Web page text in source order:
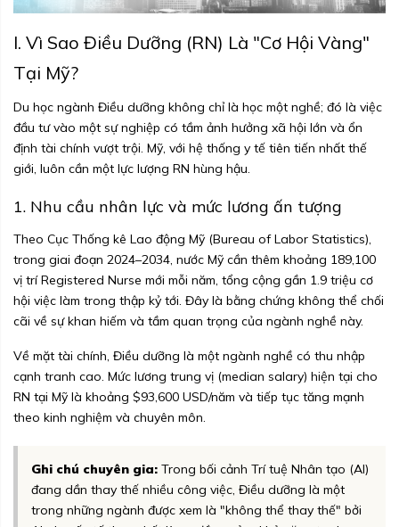
I. Vì Sao Điều Dưỡng (RN) Là "Cơ Hội Vàng"
Tại Mỹ?
Du học ngành Điều dưỡng không chỉ là học một nghề; đó là việc
đầu tư vào một sự nghiệp có tầm ảnh hưởng xã hội lớn và ổn
định tài chính vượt trội. Mỹ, với hệ thống y tế tiên tiến nhất thế
giới, luôn cần một lực lượng RN hùng hậu.
1. Nhu cầu nhân lực và mức lương ấn tượng
Theo Cục Thống kê Lao động Mỹ (Bureau of Labor Statistics),
trong giai đoạn 2024–2034, nước Mỹ cần thêm khoảng 189,100
vị trí Registered Nurse mới mỗi năm, tổng cộng gần 1.9 triệu cơ
hội việc làm trong thập kỷ tới. Đây là bằng chứng không thể chối
cãi về sự khan hiếm và tầm quan trọng của ngành nghề này.
Về mặt tài chính, Điều dưỡng là một ngành nghề có thu nhập
cạnh tranh cao. Mức lương trung vị (median salary) hiện tại cho
RN tại Mỹ là khoảng $93,600 USD/năm và tiếp tục tăng mạnh
theo kinh nghiệm và chuyên môn.
Ghi chú chuyên gia: Trong bối cảnh Trí tuệ Nhân tạo (AI)
đang dần thay thế nhiều công việc, Điều dưỡng là một
trong những ngành được xem là "không thể thay thế" bởi